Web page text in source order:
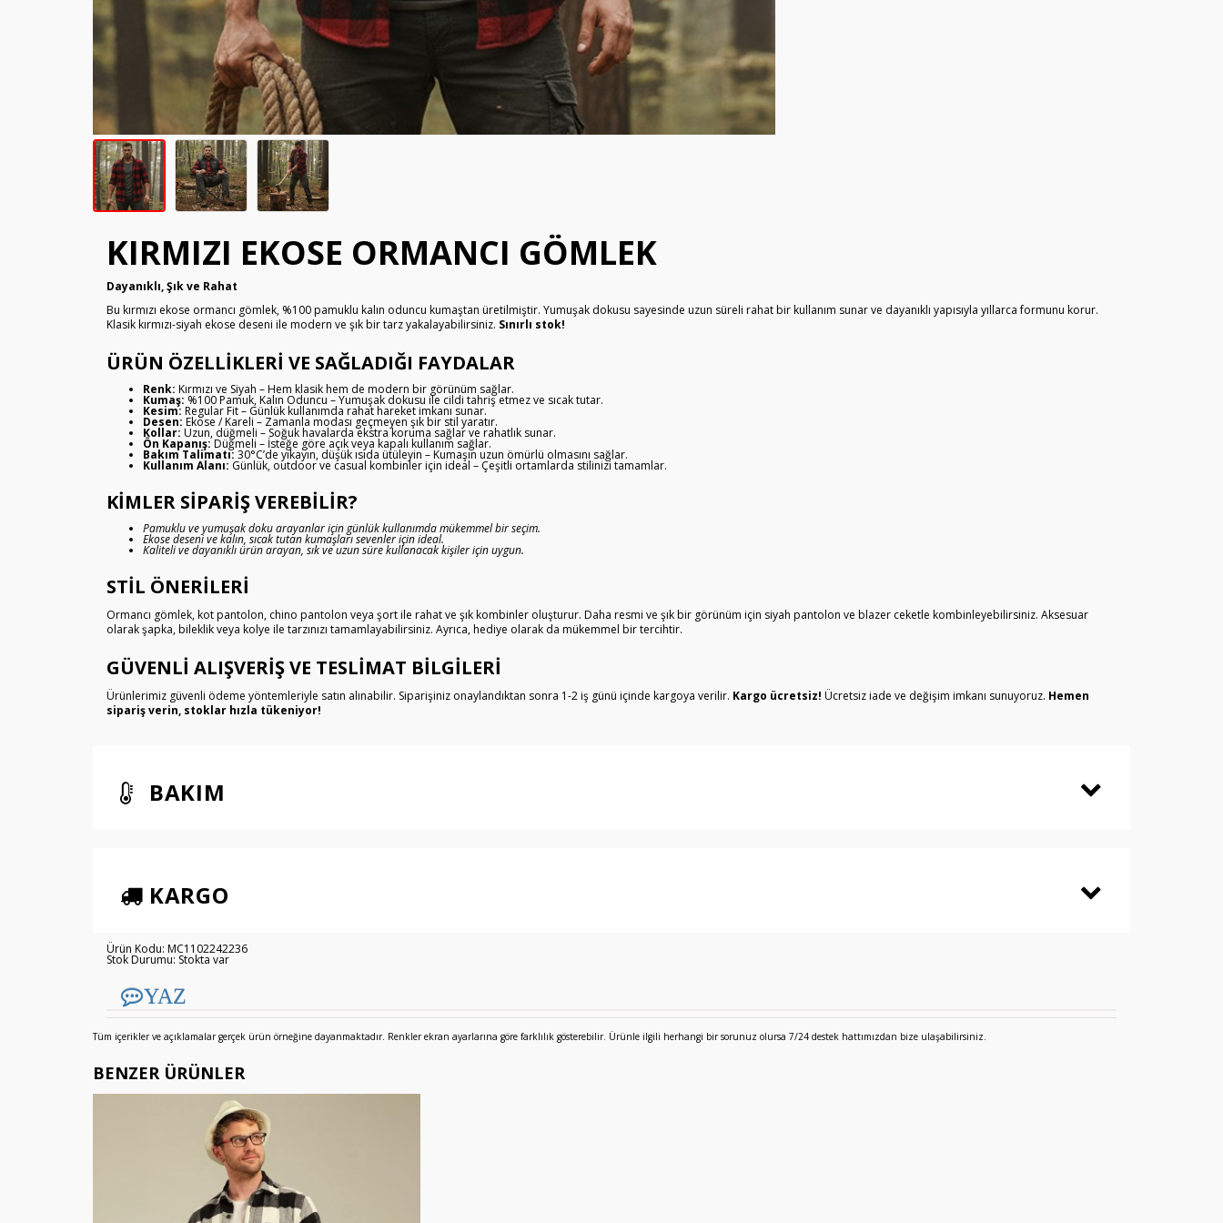
KIRMIZI EKOSE ORMANCI GÖMLEK
Dayanıklı, Şık ve Rahat
Bu kırmızı ekose ormancı gömlek, %100 pamuklu kalın oduncu kumaştan üretilmiştir. Yumuşak dokusu sayesinde uzun süreli rahat bir kullanım sunar ve dayanıklı yapısıyla yıllarca formunu korur.
Klasik kırmızı-siyah ekose deseni ile modern ve şık bir tarz yakalayabilirsiniz. Sınırlı stok!
ÜRÜN ÖZELLIKLERI VE SAĞLADIĞI FAYDALAR
Renk: Kırmızı ve Siyah – Hem klasik hem de modern bir görünüm sağlar.
Kumaş: %100 Pamuk, Kalın Oduncu – Yumuşak dokusu ile cildi tahriş etmez ve sıcak tutar.
Kesim: Regular Fit – Günlük kullanımda rahat hareket imkanı sunar.
Desen: Ekose / Kareli – Zamanla modası geçmeyen şık bir stil yaratır.
Kollar: Uzun, düğmeli – Soğuk havalarda ekstra koruma sağlar ve rahatlık sunar.
Ön Kapanış:Düğmeli – İsteğe göre açık veya kapalı kullanım sağlar.
Bakım Talimatı: 30°C’de yıkayın, düşük ısıda ütüleyin – Kumaşın uzun ömürlü olmasını sağlar.
Kullanım Alanı: Günlük, outdoor ve casual kombinler için ideal – Çeşitli ortamlarda stilinizi tamamlar.
KIMLER SIPARIŞ VEREBILIR?
Pamuklu ve yumuşak doku arayanlar için günlük kullanımda mükemmel bir seçim.
Ekose deseni ve kalın, sıcak tutan kumaşları sevenler için ideal.
Kaliteli ve dayanıklı ürün arayan, sık ve uzun süre kullanacak kişiler için uygun.
STIL ÖNERILERI
Ormancı gömlek, kot pantolon, chino pantolon veya şort ile rahat ve şık kombinler oluşturur. Daha resmi ve şık bir görünüm için siyah pantolon ve blazer ceketle kombinleyebilirsiniz. Aksesuar
olarak şapka, bileklik veya kolye ile tarzınızı tamamlayabilirsiniz. Ayrıca, hediye olarak da mükemmel bir tercihtir.
GÜVENLI ALIŞVERIŞ VE TESLIMAT BILGILERI
Ürünlerimiz güvenli ödeme yöntemleriyle satın alınabilir. Siparişiniz onaylandıktan sonra 1-2 iş günü içinde kargoya verilir. Kargo ücretsiz! Ücretsiz iade ve değişim imkanı sunuyoruz. Hemen
sipariş verin, stoklar hızla tükeniyor!
BAKIM
KARGO
Ürün Kodu: MC1102242236
Stok Durumu: Stokta var
YAZ
Tüm içerikler ve açıklamalar gerçek ürün örneğine dayanmaktadır. Renkler ekran ayarlarına göre farklılık gösterebilir. Ürünle ilgili herhangi bir sorunuz olursa 7/24 destek hattımızdan bize ulaşabilirsiniz.
BENZER ÜRÜNLER